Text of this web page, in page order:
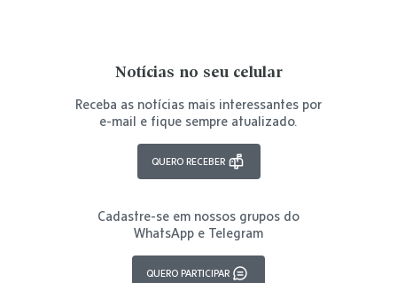
Notícias no seu celular
Receba as notícias mais interessantes por
e-mail e fique sempre atualizado.
QUERO RECEBER
Cadastre-se em nossos grupos do
WhatsApp e Telegram
QUERO PARTICIPAR